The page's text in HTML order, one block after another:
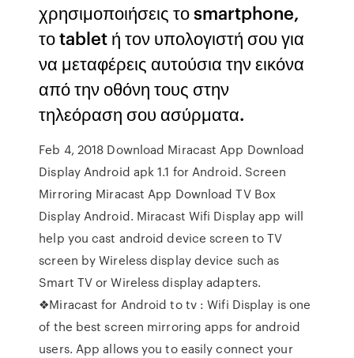
χρησιμοποιήσεις το smartphone,
το tablet ή τον υπολογιστή σου για
να μεταφέρεις αυτούσια την εικόνα
από την οθόνη τους στην
τηλεόραση σου ασύρματα.
Feb 4, 2018 Download Miracast App Download
Display Android apk 1.1 for Android. Screen
Mirroring Miracast App Download TV Box
Display Android. Miracast Wifi Display app will
help you cast android device screen to TV
screen by Wireless display device such as
Smart TV or Wireless display adapters.
❖Miracast for Android to tv : Wifi Display is one
of the best screen mirroring apps for android
users. App allows you to easily connect your